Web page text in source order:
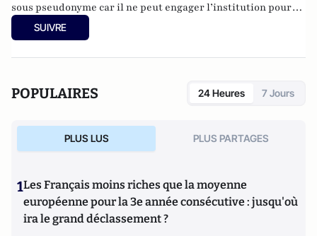
sous pseudonyme car il ne peut engager l’institution pour
laquelle il travaille.
SUIVRE
POPULAIRES 24 Heures 7 Jours
PLUS LUS PLUS PARTAGES
1Les Français moins riches que la moyenne
européenne pour la 3e année consécutive : jusqu'où
ira le grand déclassement ?